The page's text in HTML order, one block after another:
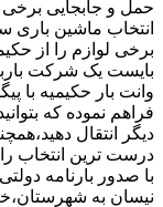
حمل و جابجایی
انتخاب ماشین باری
برخی لوازم را از
بایست یک شرکت
وانت بار حکیمیه با
فراهم نموده که
دیگر انتقال
درست ترین انتخاب
با صدور بارنامه
نیسان به